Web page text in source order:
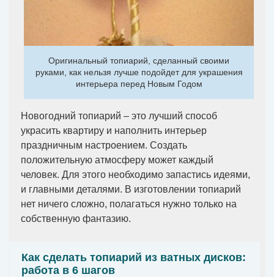
Оригинальный топиарий, сделанный своими
руками, как нельзя лучше подойдет для украшения
интерьера перед Новым Годом
Новогодний топиарий – это лучший способ
украсить квартиру и наполнить интерьер
праздничным настроением. Создать
положительную атмосферу может каждый
человек. Для этого необходимо запастись идеями,
и главными деталями. В изготовлении топиарий
нет ничего сложно, полагаться нужно только на
собственную фантазию.
Как сделать топиарий из ватных дисков:
работа в 6 шагов